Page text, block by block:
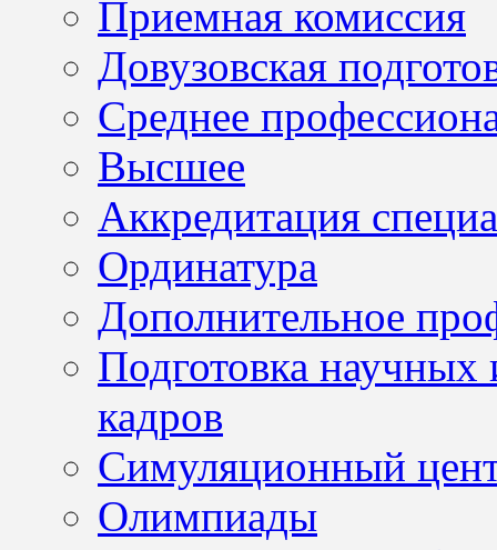
Приемная комиссия
Довузовская
Среднее
Высшее
Аккредитация
Ординатура
Дополнительное
Подготовка научных
кадров
Симуляционный
Олимпиады